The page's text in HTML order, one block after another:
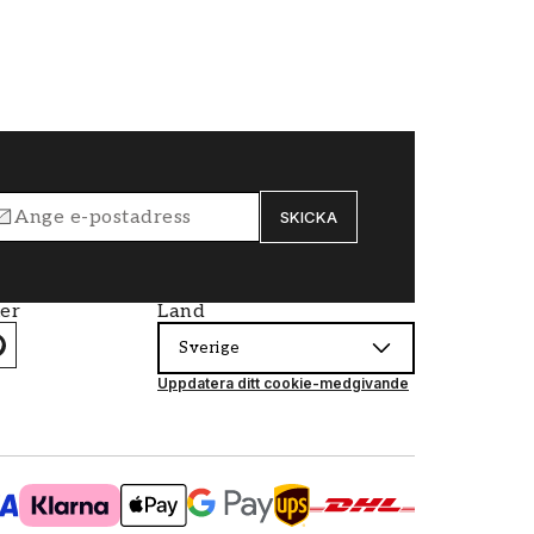
SKICKA
Land
Sverige
Uppdatera ditt cookie-medgivande